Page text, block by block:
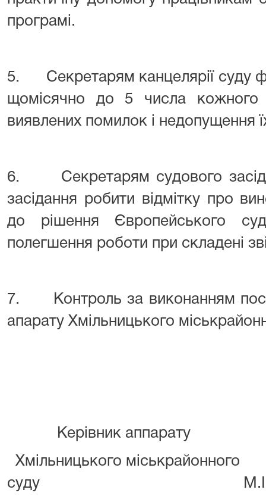
програмі.
5. Секретарям канцелярії суду
щомісячно до 5 числа кожного
виявлених помилок і недопущення
6. Секретарям судового
засідання робити відмітку про
до рішення Європейського
полегшення роботи при складені
7. Контроль за виконанням
апарату Хмільницького
Керівник аппарату
Хмільницького міськрайонного
суду